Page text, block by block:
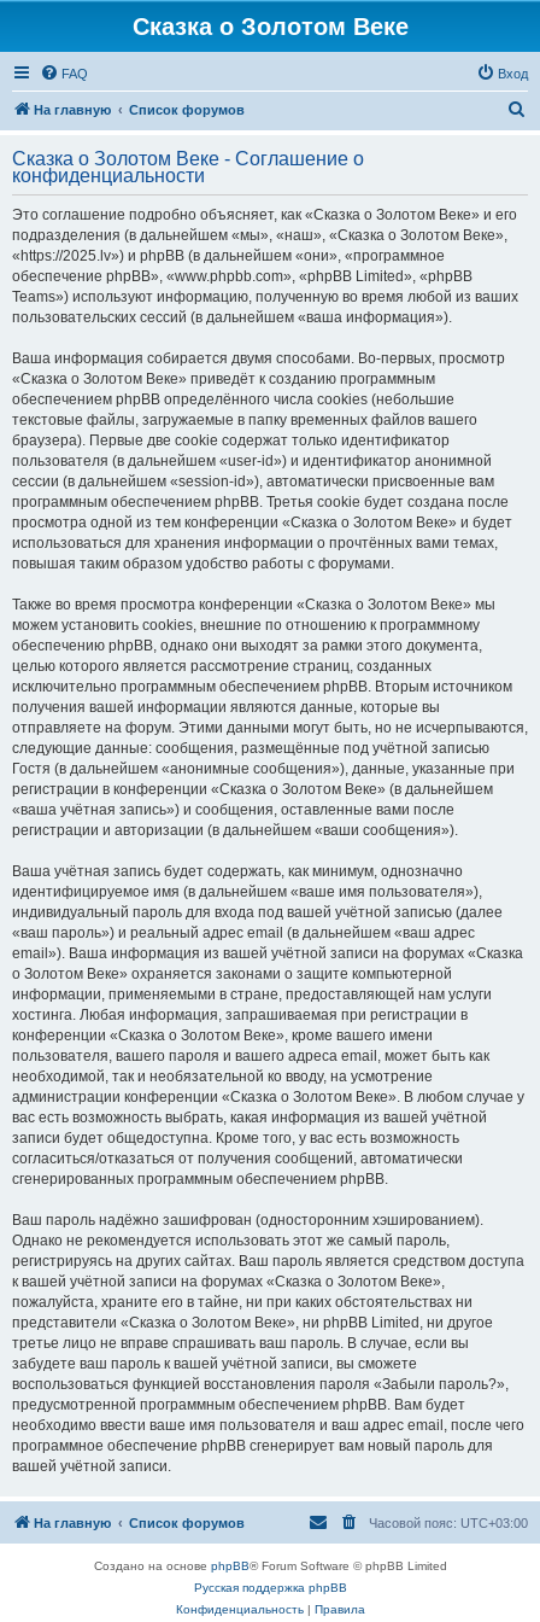
Сказка о Золотом Веке
FAQ Вход
На главную Список форумов
с
Сказка о Золотом Веке - Соглашение о
конфиденциальности
Это соглашение подробно объясняет, как «Сказка о Золотом Веке» и его
подразделения (в дальнейшем «мы», «наш», «Сказка о Золотом Веке»,
«https://2025.lv») и phpBB (в дальнейшем «они», «программное
обеспечение phpBB», «www.phpbb.com», «phpBB Limited», «phpBB
Teams») используют информацию, полученную во время любой из ваших
пользовательских сессий (в дальнейшем «ваша информация»).
Ваша информация собирается двумя способами. Во-первых, просмотр
«Сказка о Золотом Веке» приведёт к созданию программным
обеспечением phpBB определённого числа cookies (небольшие
текстовые файлы, загружаемые в папку временных файлов вашего
браузера). Первые две cookie содержат только идентификатор
пользователя (в дальнейшем «user-id») и идентификатор анонимной
сессии (в дальнейшем «session-id»), автоматически присвоенные вам
программным обеспечением phpBB. Третья cookie будет создана после
просмотра одной из тем конференции «Сказка о Золотом Веке» и будет
использоваться для хранения информации о прочтённых вами темах,
повышая таким образом удобство работы с форумами.
Также во время просмотра конференции «Сказка о Золотом Веке» мы
можем установить cookies, внешние по отношению к программному
обеспечению phpBB, однако они выходят за рамки этого документа,
целью которого является рассмотрение страниц, созданных
исключительно программным обеспечением phpBB. Вторым источником
получения вашей информации являются данные, которые вы
отправляете на форум. Этими данными могут быть, но не исчерпываются,
следующие данные: сообщения, размещённые под учётной записью
Гостя (в дальнейшем «анонимные сообщения»), данные, указанные при
регистрации в конференции «Сказка о Золотом Веке» (в дальнейшем
«ваша учётная запись») и сообщения, оставленные вами после
регистрации и авторизации (в дальнейшем «ваши сообщения»).
Ваша учётная запись будет содержать, как минимум, однозначно
идентифицируемое имя (в дальнейшем «ваше имя пользователя»),
индивидуальный пароль для входа под вашей учётной записью (далее
«ваш пароль») и реальный адрес email (в дальнейшем «ваш адрес
email»). Ваша информация из вашей учётной записи на форумах «Сказка
о Золотом Веке» охраняется законами о защите компьютерной
информации, применяемыми в стране, предоставляющей нам услуги
хостинга. Любая информация, запрашиваемая при регистрации в
конференции «Сказка о Золотом Веке», кроме вашего имени
пользователя, вашего пароля и вашего адреса email, может быть как
необходимой, так и необязательной ко вводу, на усмотрение
администрации конференции «Сказка о Золотом Веке». В любом случае у
вас есть возможность выбрать, какая информация из вашей учётной
записи будет общедоступна. Кроме того, у вас есть возможность
согласиться/отказаться от получения сообщений, автоматически
сгенерированных программным обеспечением phpBB.
Ваш пароль надёжно зашифрован (односторонним хэшированием).
Однако не рекомендуется использовать этот же самый пароль,
регистрируясь на других сайтах. Ваш пароль является средством доступа
к вашей учётной записи на форумах «Сказка о Золотом Веке»,
пожалуйста, храните его в тайне, ни при каких обстоятельствах ни
представители «Сказка о Золотом Веке», ни phpBB Limited, ни другое
третье лицо не вправе спрашивать ваш пароль. В случае, если вы
забудете ваш пароль к вашей учётной записи, вы сможете
воспользоваться функцией восстановления пароля «Забыли пароль?»,
предусмотренной программным обеспечением phpBB. Вам будет
необходимо ввести ваше имя пользователя и ваш адрес email, после чего
программное обеспечение phpBB сгенерирует вам новый пароль для
вашей учётной записи.
На главную Список форумов Часовой пояс: UTC+03:00
Создано на основе phpBB® Forum Software © phpBB Limited
Русская поддержка phpBB
Конфиденциальность| Правила